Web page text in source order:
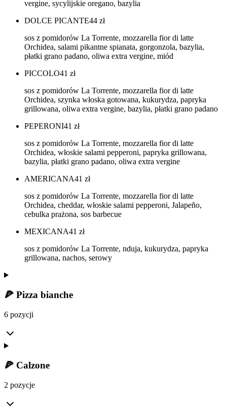
vergine, sycylijskie oregano, bazylia
DOLCE PICANTE44 zł
sos z pomidorów La Torrente, mozzarella fior di latte
Orchidea, salami pikantne spianata, gorgonzola, bazylia,
płatki grano padano, oliwa extra vergine, miód
PICCOLO41 zł
sos z pomidorów La Torrente, mozzarella fior di latte
Orchidea, szynka włoska gotowana, kukurydza, papryka
grillowana, oliwa extra vergine, bazylia, płatki grano padano
PEPERONI41 zł
sos z pomidorów La Torrente, mozzarella fior di latte
Orchidea, włoskie salami pepperoni, papryka grillowana,
bazylia, płatki grano padano, oliwa extra vergine
AMERICANA41 zł
sos z pomidorów La Torrente, mozzarella fior di latte
Orchidea, cheddar, włoskie salami pepperoni, Jalapeño,
cebulka prażona, sos barbecue
MEXICANA41 zł
sos z pomidorów La Torrente, nduja, kukurydza, papryka
grillowana, nachos, serowy
🍕 Pizza bianche
6 pozycji
🍕 Calzone
2 pozycje